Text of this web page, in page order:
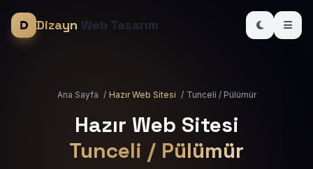
Dizayn Web Tasarım
Ana Sayfa / Hazır Web Sitesi / Tunceli / Pülümür
Hazır Web Sitesi
Tunceli / Pülümür